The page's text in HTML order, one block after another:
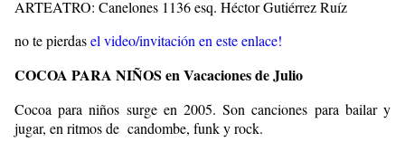
ARTEATRO: Canelones 1136 esq. Héctor Gutiérrez Ruíz
no te pierdasel video/invitación en este enlace!
COCOA PARA NIÑOS en Vacaciones de Julio
Cocoa para niños surge en 2005. Son canciones para bailar y
jugar, en ritmos de candombe, funk y rock.